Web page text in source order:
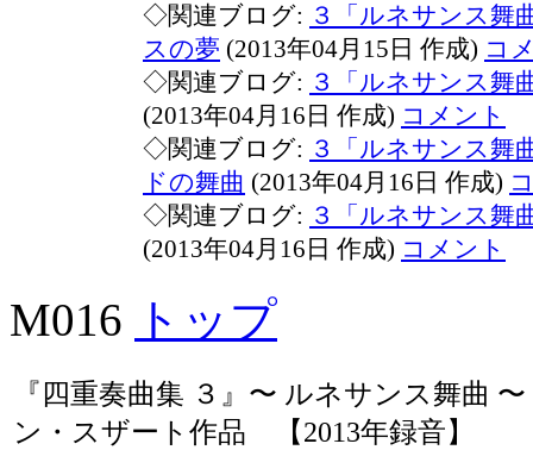
◇関連ブログ: ３「ルネサンス
スの夢 (2013年04月15日 作成) コ
◇関連ブログ: ３「ルネサンス
(2013年04月16日 作成) コメント
◇関連ブログ: ３「ルネサンス
ドの舞曲 (2013年04月16日 作成)
◇関連ブログ: ３「ルネサンス
(2013年04月16日 作成) コメント
M016 トップ
『四重奏曲集 ３』〜 ルネサンス舞
ン・スザート作品 【2013年録音】